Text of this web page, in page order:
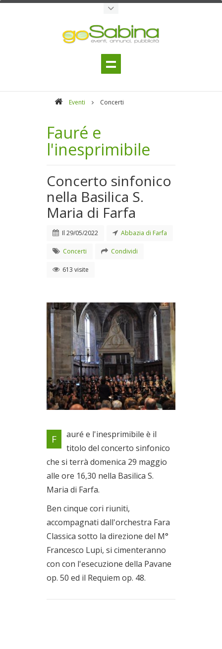
Eventi Concerti
Fauré e
l'inesprimibile
Concerto sinfonico
nella Basilica S.
Maria di Farfa
Il 29/05/2022 Abbazia di Farfa
Concerti Condividi
613 visite
Concerto sinfonico nella
Basilica S. Maria di Farfa
Il 29/05/2022
F
auré e l'inesprimibile è il
titolo del concerto sinfonico
che si terrà domenica 29 maggio
alle ore 16,30 nella Basilica S.
Maria di Farfa.
Ben cinque cori riuniti,
accompagnati dall'orchestra Fara
Classica sotto la direzione del M°
Francesco Lupi, si cimenteranno
con con l'esecuzione della Pavane
op. 50 ed il Requiem op. 48.